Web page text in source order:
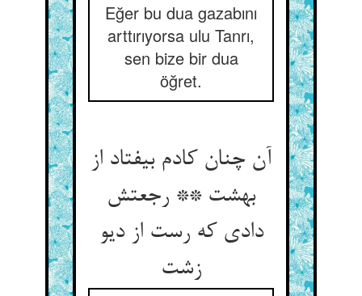
Eğer bu dua gazabını
arttırıyorsa ulu Tanrı,
sen bize bir dua
öğret.
آن چنان کادم بیفتاد از
بهشت ** رجعتش
دادی که رست از دیو
زشت‏